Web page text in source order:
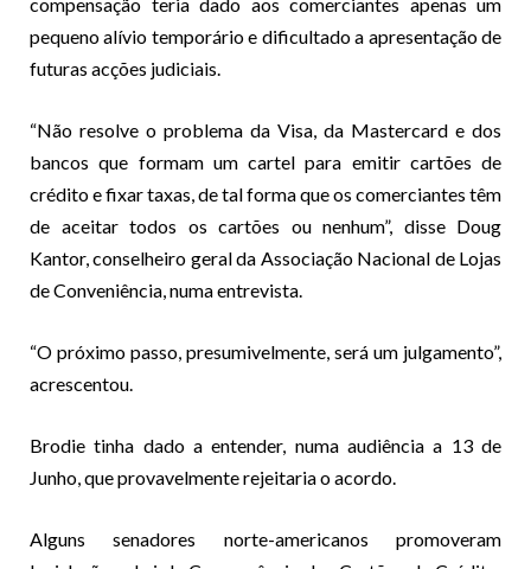
pequeno alívio temporário e dificultado a apresentação de
futuras acções judiciais.
“Não resolve o problema da Visa, da Mastercard e dos
bancos que formam um cartel para emitir cartões de
crédito e fixar taxas, de tal forma que os comerciantes têm
de aceitar todos os cartões ou nenhum”, disse Doug
Kantor, conselheiro geral da Associação Nacional de Lojas
de Conveniência, numa entrevista.
“O próximo passo, presumivelmente, será um julgamento”,
acrescentou.
Brodie tinha dado a entender, numa audiência a 13 de
Junho, que provavelmente rejeitaria o acordo.
Alguns senadores norte-americanos promoveram